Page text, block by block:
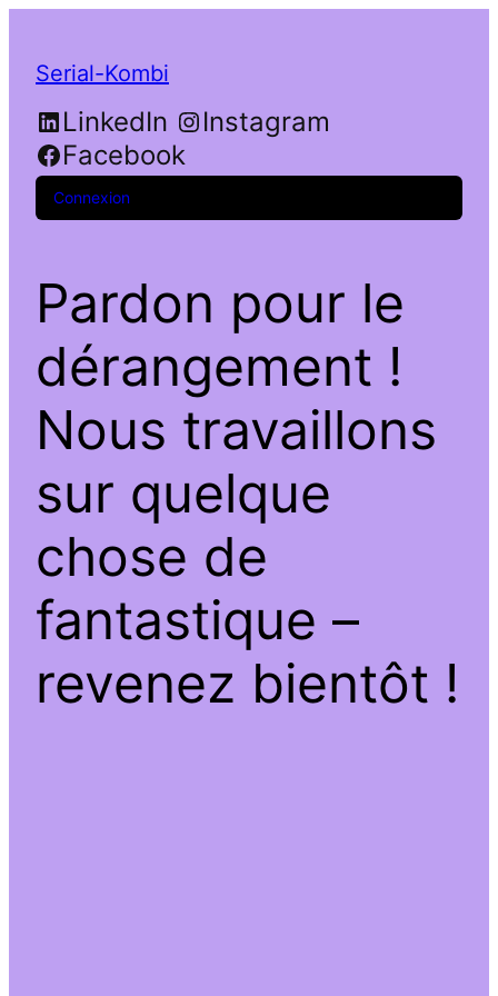
Serial-Kombi
LinkedIn
Instagram
Facebook
Connexion
Pardon pour le
dérangement !
Nous travaillons
sur quelque
chose de
fantastique –
revenez bientôt !